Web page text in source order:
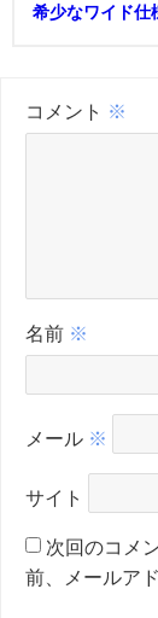
希少なワイド仕
コメント ※
名前 ※
メール ※
サイト
次回のコメ
前、メールア